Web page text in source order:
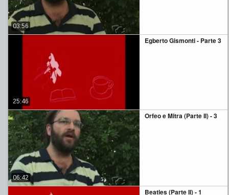
03:56
Egberto Gismonti - Parte 3
25:46
Orfeo e Mitra (Parte II) - 3
06:42
Beatles (Parte II) - 1